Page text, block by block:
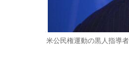
米公民権運動の黒人指導